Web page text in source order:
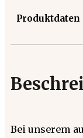
Produktdaten
Bei unserem